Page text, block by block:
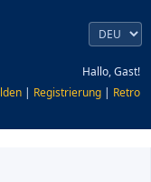
Hallo, Gast!
| Registrierung | Retro